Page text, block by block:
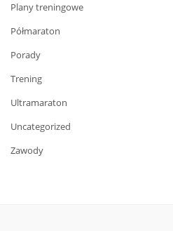
Plany treningowe
Półmaraton
Porady
Trening
Ultramaraton
Uncategorized
Zawody